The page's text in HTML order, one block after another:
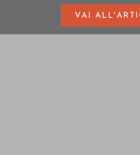
VAI